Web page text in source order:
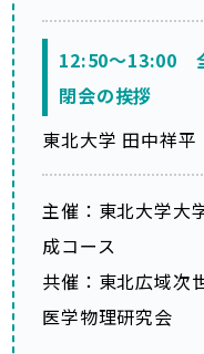
12:50～13:00
閉会の挨拶
東北大学 田中祥
主催：東北大学大
成コース
共催：東北広域次
医学物理研究会